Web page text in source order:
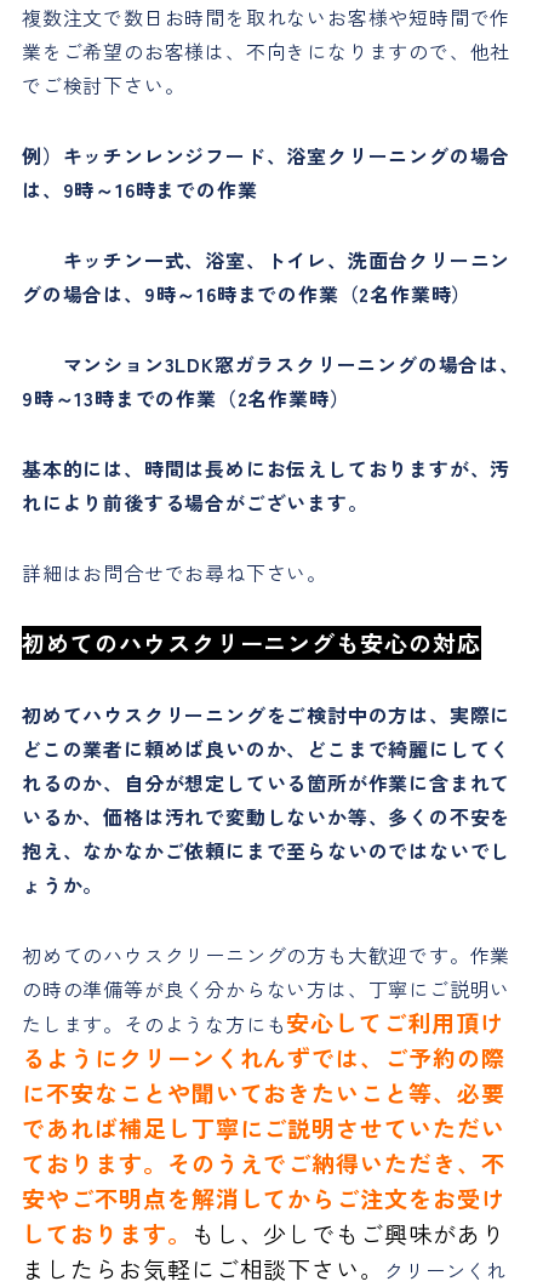
複数注文で数日お時間を取れないお客様や短時間で作
業をご希望のお客様は、不向きになりますので、他社
でご検討下さい。
例）キッチンレンジフード、浴室クリーニングの場合
は、9時～16時までの作業
キッチン一式、浴室、トイレ、洗面台クリーニン
グの場合は、9時～16時までの作業（2名作業時）
マンション3LDK窓ガラスクリーニングの場合は、
9時～13時までの作業（2名作業時）
基本的には、時間は長めにお伝えしておりますが、汚
れにより前後する場合がございます。
詳細はお問合せでお尋ね下さい。
初めてのハウスクリーニングも安心の対応
初めてハウスクリーニングをご検討中の方は、実際に
どこの業者に頼めば良いのか、どこまで綺麗にしてく
れるのか、自分が想定している箇所が作業に含まれて
いるか、価格は汚れで変動しないか等、多くの不安を
抱え、なかなかご依頼にまで至らないのではないでし
ょうか。
初めてのハウスクリーニングの方も大歓迎です。作業
の時の準備等が良く分からない方は、丁寧にご説明い
たします。そのような方にも安心してご利用頂け
るようにクリーンくれんずでは、ご予約の際
に不安なことや聞いておきたいこと等、必要
であれば補足し丁寧にご説明させていただい
ております。そのうえでご納得いただき、不
安やご不明点を解消してからご注文をお受け
しております。 もし、少しでもご興味があり
ましたらお気軽にご相談下さい。
クリーンくれ